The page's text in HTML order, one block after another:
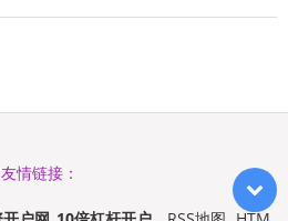
友情链接：